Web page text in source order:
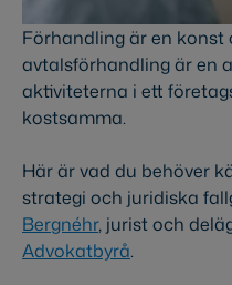
Förhandling är en konst
avtalsförhandling är en
aktiviteterna i ett
kostsamma.
Här är vad du behöver
strategi och juridiska
Bergnéhr, jurist och
Advokatbyrå.